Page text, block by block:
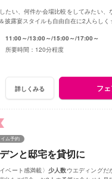
たい、何件か会場比較をしてみたい、
披露宴スタイルも自由自在に2人らしく
11:00～ 13:00～ 15:00～ 17:00～
120分程度
詳しくみる フ
ンと邸宅を貸切に
イム予約
ベート感満載〉 少人数ウエディングだ